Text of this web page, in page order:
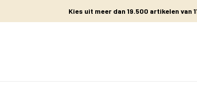
Kies uit meer dan 19.500 artikelen van